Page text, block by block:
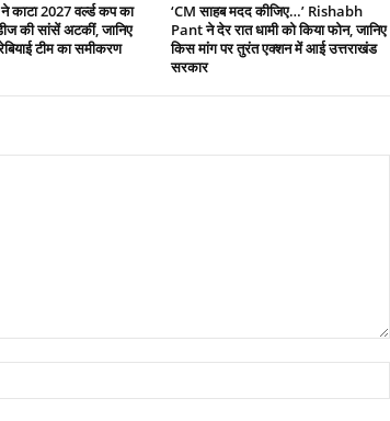
काटा 2027 वर्ल्ड कप का
की सांसें अटकीं, जानिए
टीम का समीकरण
‘CM साहब मदद कीजिए…’ Rishabh
Pant ने देर रात धामी को किया फोन, जानिए
किस मांग पर तुरंत एक्शन में आई उत्तराखंड
सरकार